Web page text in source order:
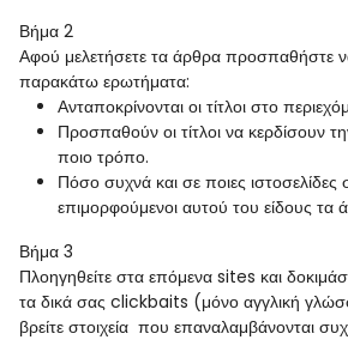
Βήμα 2
Αφού μελετήσετε τα άρθρα προσπαθήστε
παρακάτω ερωτήματα:
Ανταποκρίνονται οι τίτλοι στο
Προσπαθούν οι τίτλοι να κερδίσουν
ποιο τρόπο.
Πόσο συχνά και σε ποιες ιστοσελίδες
επιμορφούμενοι αυτού του είδους
Βήμα 3
Πλοηγηθείτε στα επόμενα sites και
τα δικά σας clickbaits (μόνο αγγλική
βρείτε στοιχεία που επαναλαμβάνονται